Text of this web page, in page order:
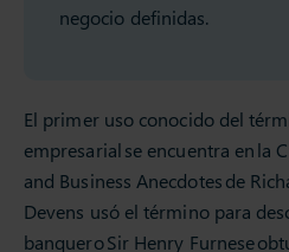
negocio definidas.
El primer uso conocido del
empresarial se encuentra en la
and Business Anecdotes de
Devens usó el término para
banquero Sir Henry Furnese